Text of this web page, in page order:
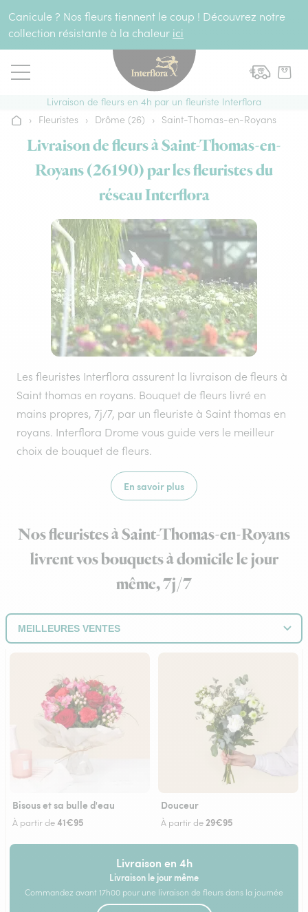
Canicule ? Nos fleurs tiennent le coup ! Découvrez notre
collection résistante à la chaleur ici
Livraison de fleurs en 4h par un fleuriste Interflora
Accueil
› Fleuristes › Drôme (26) › Saint-Thomas-en-Royans
Livraison de fleurs à Saint-Thomas-en-
Royans (26190) par les fleuristes du
réseau Interflora
Les fleuristes Interflora assurent la livraison de fleurs à
Saint thomas en royans. Bouquet de fleurs livré en
mains propres, 7j/7, par un fleuriste à Saint thomas en
royans. Interflora Drome vous guide vers le meilleur
choix de bouquet de fleurs.
En savoir plus
Nos fleuristes à Saint-Thomas-en-Royans
livrent vos bouquets à domicile le jour
même, 7j/7
Bisous et sa bulle d'eau
À partir de41€95
Douceur
À partir de29€95
Livraison en 4h
Livraison le jour même
Commandez avant 17h00 pour une livraison de fleurs dans la journée